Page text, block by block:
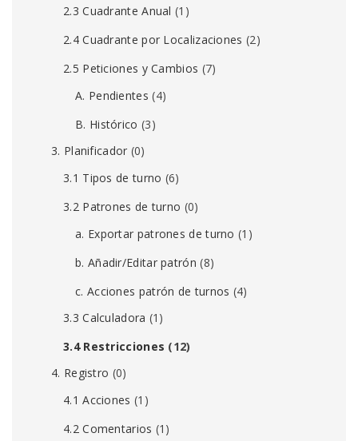
2.3 Cuadrante Anual (1)
2.4 Cuadrante por Localizaciones (2)
2.5 Peticiones y Cambios (7)
A. Pendientes (4)
B. Histórico (3)
3. Planificador (0)
3.1 Tipos de turno (6)
3.2 Patrones de turno (0)
a. Exportar patrones de turno (1)
b. Añadir/Editar patrón (8)
c. Acciones patrón de turnos (4)
3.3 Calculadora (1)
3.4 Restricciones (12)
4. Registro (0)
4.1 Acciones (1)
4.2 Comentarios (1)